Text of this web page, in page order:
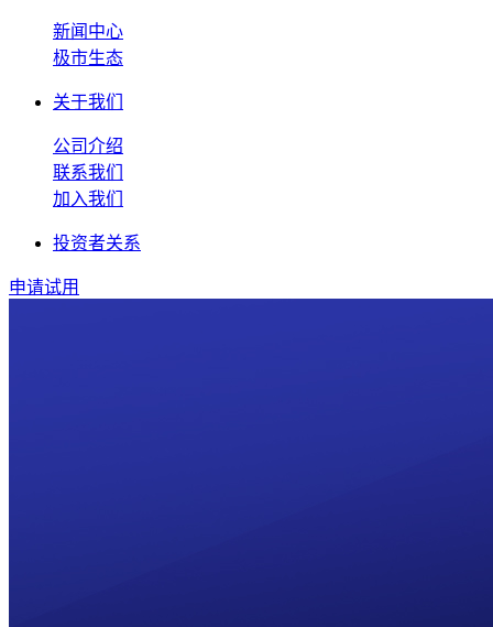
新闻中心
极市生态
关于我们
公司介绍
联系我们
加入我们
投资者关系
申请试用